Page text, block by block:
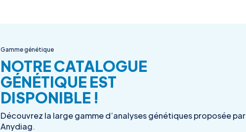
Gamme génétique
NOTRE CATALOGUE
GÉNÉTIQUE EST
DISPONIBLE !
Découvrez la large gamme d’analyses génétiques proposée par
Anydiag.